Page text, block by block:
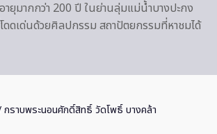
ยุมากกว่า 200 ปี ในย่านลุ่มแม่น้ำบางปะกง
โดดเด่นด้วยศิลปกรรม สถาปัตยกรรมที่หาชมได้
กราบพระนอนศักดิ์สิทธิ์ วัดโพธิ์ บางคล้า